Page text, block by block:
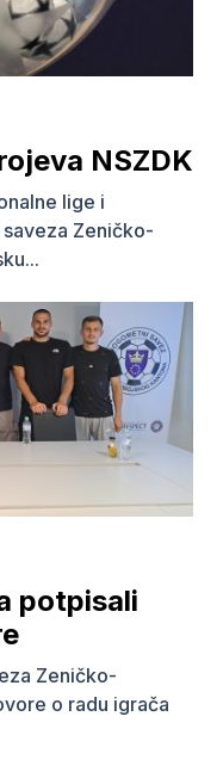
NSZDK
lige i
Zeničko-
potpisali
Zeničko-
o radu igrača